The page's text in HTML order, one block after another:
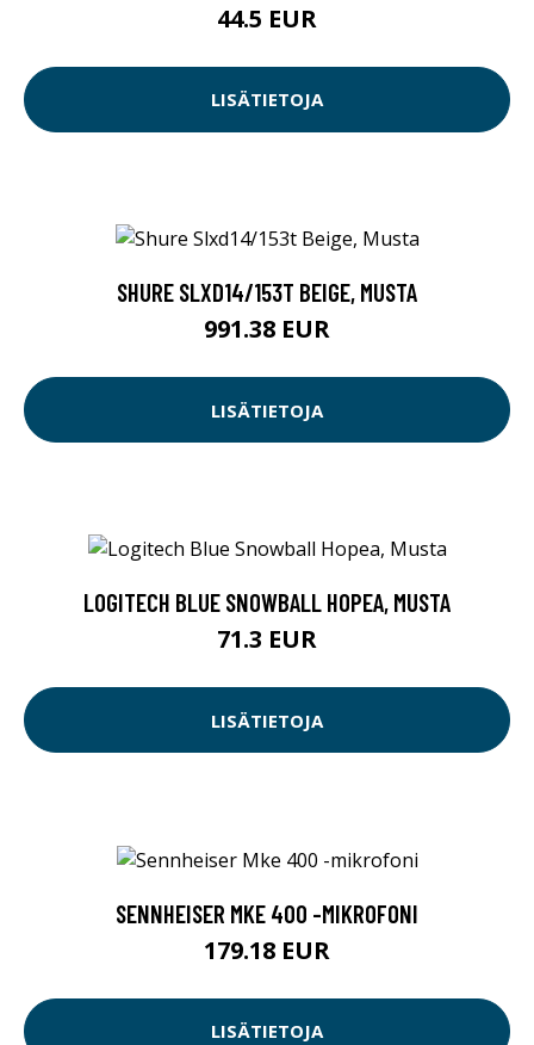
44.5 EUR
LISÄTIETOJA
SHURE SLXD14/153T BEIGE, MUSTA
991.38 EUR
LISÄTIETOJA
LOGITECH BLUE SNOWBALL HOPEA, MUSTA
71.3 EUR
LISÄTIETOJA
SENNHEISER MKE 400 -MIKROFONI
179.18 EUR
LISÄTIETOJA